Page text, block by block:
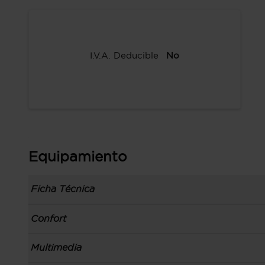
I.V.A. Deducible No
Equipamiento
Ficha Técnica
Información de la versión: número última lista
Carrocería tipo todoterreno con 5 puertas,
Confort
Toma/s de 12v en la zona de carga, los
Multimedia